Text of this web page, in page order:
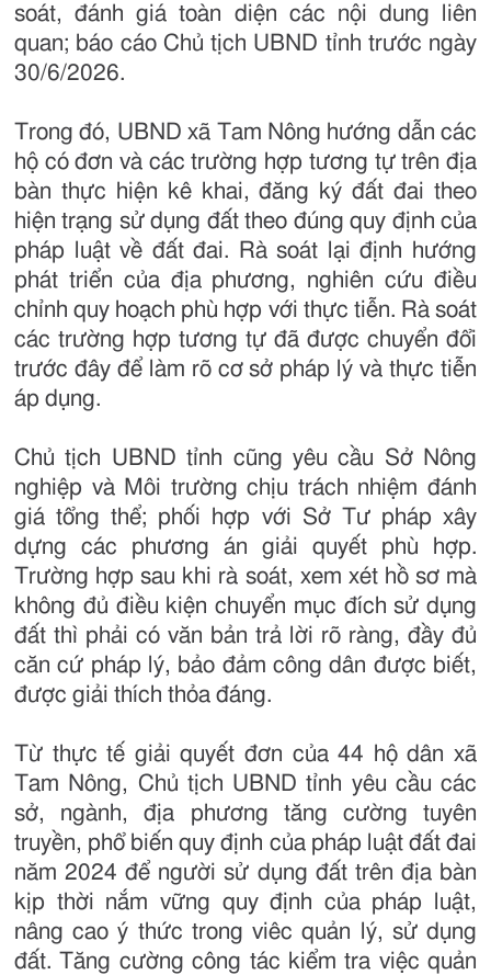
soát, đánh giá toàn diện các nội dung liên
quan; báo cáo Chủ tịch UBND tỉnh trước ngày
30/6/2026.
Trong đó, UBND xã Tam Nông hướng dẫn các
hộ có đơn và các trường hợp tương tự trên địa
bàn thực hiện kê khai, đăng ký đất đai theo
hiện trạng sử dụng đất theo đúng quy định của
pháp luật về đất đai. Rà soát lại định hướng
phát triển của địa phương, nghiên cứu điều
chỉnh quy hoạch phù hợp với thực tiễn. Rà soát
các trường hợp tương tự đã được chuyển đổi
trước đây để làm rõ cơ sở pháp lý và thực tiễn
áp dụng.
Chủ tịch UBND tỉnh cũng yêu cầu Sở Nông
nghiệp và Môi trường chịu trách nhiệm đánh
giá tổng thể; phối hợp với Sở Tư pháp xây
dựng các phương án giải quyết phù hợp.
Trường hợp sau khi rà soát, xem xét hồ sơ mà
không đủ điều kiện chuyển mục đích sử dụng
đất thì phải có văn bản trả lời rõ ràng, đầy đủ
căn cứ pháp lý, bảo đảm công dân được biết,
được giải thích thỏa đáng.
Từ thực tế giải quyết đơn của 44 hộ dân xã
Tam Nông, Chủ tịch UBND tỉnh yêu cầu các
sở, ngành, địa phương tăng cường tuyên
truyền, phổ biến quy định của pháp luật đất đai
năm 2024 để người sử dụng đất trên địa bàn
kịp thời nắm vững quy định của pháp luật,
nâng cao ý thức trong viêc quản lý, sử dụng
đất. Tăng cường công tác kiểm tra việc quản